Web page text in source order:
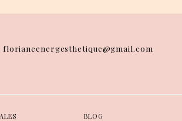
florianeenergesthetique@gmail.com
BLOG